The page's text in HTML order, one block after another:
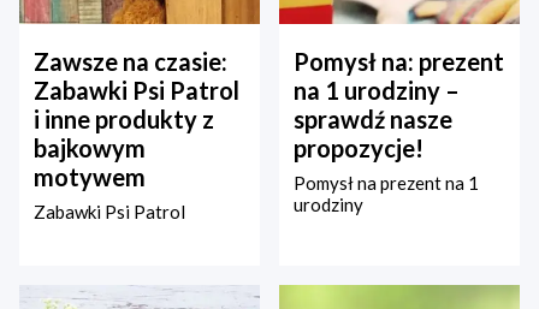
Zawsze na czasie:
Zabawki Psi Patrol
i inne produkty z
bajkowym
motywem
Zabawki Psi Patrol
Pomysł na: prezent
na 1 urodziny –
sprawdź nasze
propozycje!
Pomysł na prezent na 1
urodziny